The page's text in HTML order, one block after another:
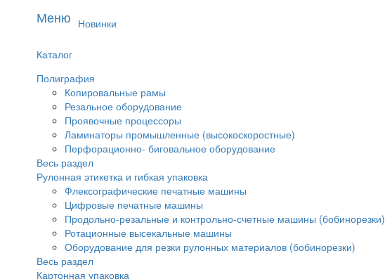
Меню Новинки
Каталог
Полиграфия
Копировальные рамы
Резальное оборудование
Проявочные процессоры
Ламинаторы промышленные (высокоскоростные)
Перфорационно- биговальное оборудование
Весь раздел
Рулонная этикетка и гибкая упаковка
Флексографические печатные машины
Цифровые печатные машины
Продольно-резальные и контрольно-счетные машины (бобинорезки)
Ротационные высекальные машины
Оборудование для резки рулонных материалов (бобинорезки)
Весь раздел
Картонная упаковка